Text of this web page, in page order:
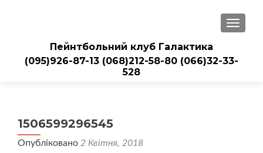
Пейнтбольний клуб Галактика
(095)926-87-13 (068)212-58-80 (066)32-33-
528
1506599296545
Опубліковано 2 Квітня, 2018